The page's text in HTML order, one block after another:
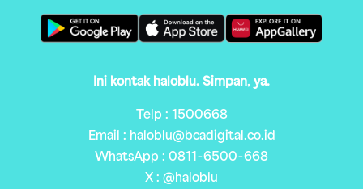
Ini kontak haloblu. Simpan, ya.
Telp : 1500668
Email : haloblu@bcadigital.co.id
WhatsApp : 0811-6500-668
X : @haloblu